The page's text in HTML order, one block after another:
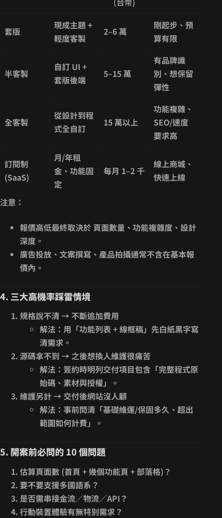
套版
現成主題 +
輕度客製
2–6 萬
剛起步、預
算有限
半客製
自訂 UI +
套版後端
5–15 萬
有品牌識
別、想保留
彈性
全客製
從設計到程
式全自訂
15 萬以上
功能複雜、
SEO/速度
要求高
訂閱制
(SaaS)
月/年租
金、功能固
定
每月 1–2 千
線上商城、
快速上線
注意：
報價高低最終取決於 頁面數量、功能複雜度、設計
深度 。
廣告投放、文案撰寫、產品拍攝通常不含在基本報
價內。
4. 三大高機率踩雷情境
規格說不清 → 不斷追加費用
解法：用「功能列表 + 線框稿」先白紙黑字寫
清需求。
源碼拿不到 → 之後想換人維護很痛苦
解法：簽約時明列交付項目包含「完整程式原
始碼、素材與授權」。
維護另計 → 交付後網站沒人顧
解法：事前問清「基礎維運/保固多久、超出
範圍如何計費」。
5. 開案前必問的 10 個問題
估算頁面數 (首頁 + 幾個功能頁 + 部落格) ？
要不要支援多國語系？
是否需串接金流／物流／API？
行動裝置體驗有無特別需求？